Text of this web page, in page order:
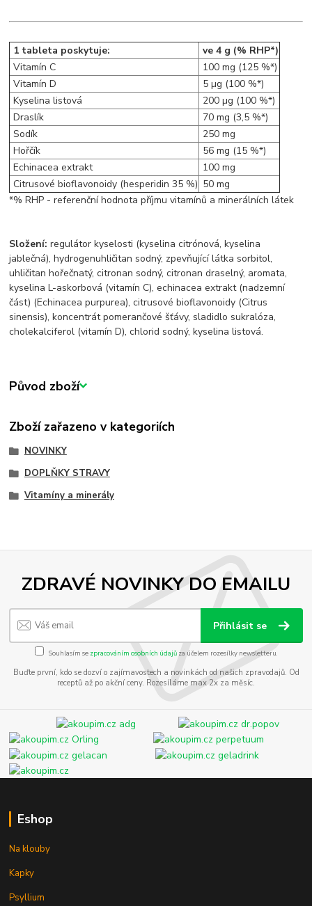
1 tableta poskytuje:
ve 4 g (% RHP*)
Vitamín C
100 mg (125 %*)
Vitamín D
5 µg (100 %*)
Kyselina listová
200 µg (100 %*)
Draslík
70 mg (3,5 %*)
Sodík
250 mg
Hořčík
56 mg (15 %*)
Echinacea extrakt
100 mg
Citrusové bioflavonoidy (hesperidin 35 %) 50 mg
*% RHP - referenční hodnota příjmu vitamínů a minerálních látek
Složení:regulátor kyselosti (kyselina citrónová, kyselina
jablečná), hydrogenuhličitan sodný, zpevňující látka sorbitol,
uhličitan hořečnatý, citronan sodný, citronan draselný, aromata,
kyselina L-askorbová (vitamín C), echinacea extrakt (nadzemní
část) (Echinacea purpurea), citrusové bioflavonoidy (Citrus
sinensis), koncentrát pomerančové šťávy, sladidlo sukralóza,
cholekalciferol (vitamín D), chlorid sodný, kyselina listová.
Původ zboží
Zboží zařazeno v kategoriích
NOVINKY
DOPLŇKY STRAVY
Vitamíny a minerály
ZDRAVÉ NOVINKY DO EMAILU
Přihlásit se
Souhlasím se zpracováním osobních údajůza účelem rozesílky newsletteru.
Buďte první, kdo se dozví o zajímavostech a novinkách od našich zpravodajů. Od
receptů až po akční ceny. Rozesíláme max 2x za měsíc.
Eshop
Na klouby
Kapky
Psyllium